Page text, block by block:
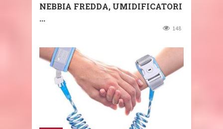
NEBBIA FREDDA, UMIDIFICATORI
...
148